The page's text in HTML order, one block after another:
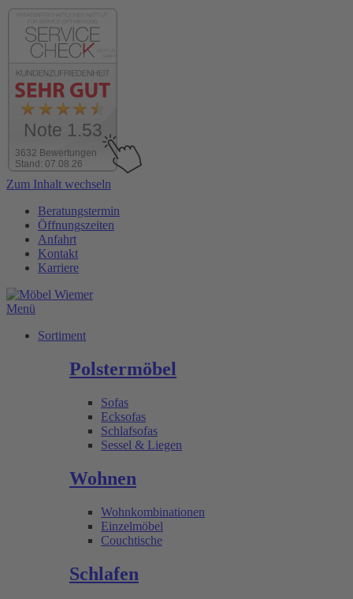
3632 Bewertungen
Stand: 07.08.26
Note 1.53
Zum Inhalt wechseln
Beratungstermin
Öffnungszeiten
Anfahrt
Kontakt
Karriere
Menü
Sortiment
Polstermöbel
Sofas
Ecksofas
Schlafsofas
Sessel & Liegen
Wohnen
Wohnkombinationen
Einzelmöbel
Couchtische
Schlafen